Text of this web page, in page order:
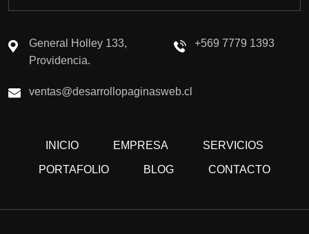
General Holley 133,
Providencia.
+569 7779 1393
ventas@desarrollopaginasweb.cl
INICIO EMPRESA SERVICIOS
PORTAFOLIO BLOG CONTACTO